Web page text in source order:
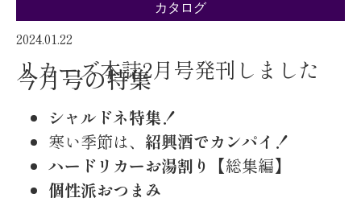
カタログ
2024.01.22
リカーズ本誌2月号発刊しました
今月号の特集
シャルドネ特集！
寒い季節は、 紹興酒でカンパイ！
ハードリカーお湯割り 【総集編】
個性派おつまみ